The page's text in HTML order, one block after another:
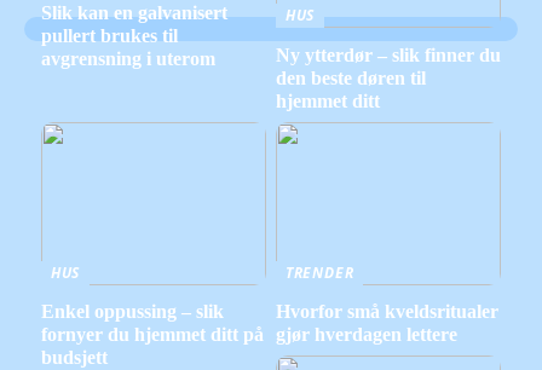
Slik kan en galvanisert
pullert brukes til
avgrensning i uterom
HUS
Ny ytterdør – slik finner du
den beste døren til
hjemmet ditt
HUS
Enkel oppussing – slik
fornyer du hjemmet ditt på
budsjett
TRENDER
Hvorfor små kveldsritualer
gjør hverdagen lettere